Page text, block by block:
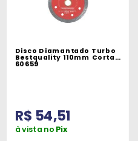
Disco Diamantado Turbo
Bestquality 110mm Cortag
60659
R$ 54,51
à vista no Pix